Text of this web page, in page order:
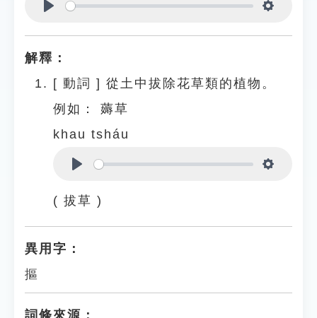
解釋：
[ 動詞 ] 從土中拔除花草類的植物。
例如：
薅草
khau tsháu
( 拔草 )
異用字：
摳
詞條來源：